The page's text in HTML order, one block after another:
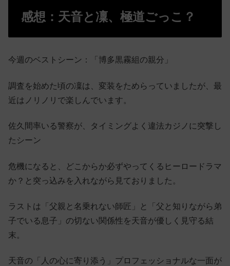
感想：天音と凜、極道ごっこ？
今週のベストシーン：「博多黒霧組の親分」
調査を始めた頃の凜は、変装をためらっていましたが、最
近はノリノリで楽しんでいます。
佐久間率いる警察が、タイミングよく違法カジノに突撃し
たシーン
危機になると、どこからか必ずやってくるヒーロードラマ
か？と突っ込みを入れながら見ておりました。
ラストは「父親と名乗れない師匠」と「父と知りながら弟
子でいる息子」の切ない関係性を天音が優しく見守る結
末。
天音の「人の心に寄り添う」プロフェッショナルな一面が